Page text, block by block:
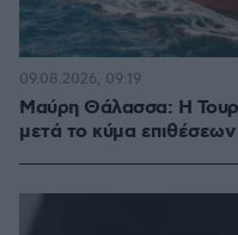
Μαύρη Θάλασσα: Η
μετά το κύμα επιθέσεων
09.08.2026, 09:19